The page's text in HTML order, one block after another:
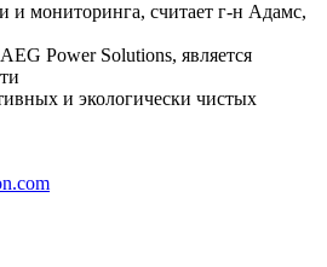
и мониторинга, считает г-н Адамс,
Power Solutions, является
и экологически чистых